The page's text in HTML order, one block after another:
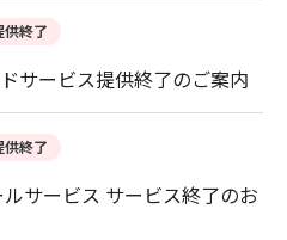
供終了
サービス提供終了のご案内
供終了
サービス サービス終了のお